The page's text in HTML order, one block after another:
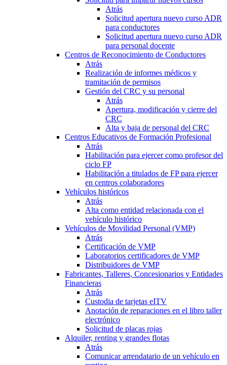
Atrás
Solicitud apertura nuevo curso ADR
para conductores
Solicitud apertura nuevo curso ADR
para personal docente
Centros de Reconocimiento de Conductores
Atrás
Realización de informes médicos y
tramitación de permisos
Gestión del CRC y su personal
Atrás
Apertura, modificación y cierre del
CRC
Alta y baja de personal del CRC
Centros Educativos de Formación Profesional
Atrás
Habilitación para ejercer como profesor del
ciclo FP
Habilitación a titulados de FP para ejercer
en centros colaboradores
Vehículos históricos
Atrás
Alta como entidad relacionada con el
vehículo histórico
Vehículos de Movilidad Personal (VMP)
Atrás
Certificación de VMP
Laboratorios certificadores de VMP
Distribuidores de VMP
Fabricantes, Talleres, Concesionarios y Entidades
Financieras
Atrás
Custodia de tarjetas eITV
Anotación de reparaciones en el libro taller
electrónico
Solicitud de placas rojas
Alquiler, renting y grandes flotas
Atrás
Comunicar arrendatario de un vehículo en